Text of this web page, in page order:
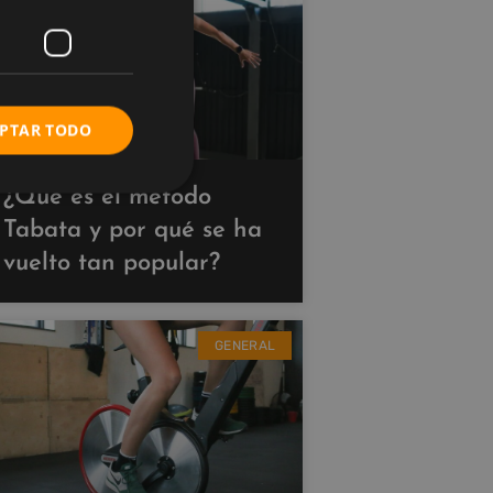
¿Qué es el método
Tabata y por qué se ha
vuelto tan popular?
GENERAL
TODO